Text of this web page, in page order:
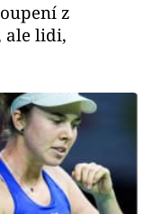
z
ale lidi,